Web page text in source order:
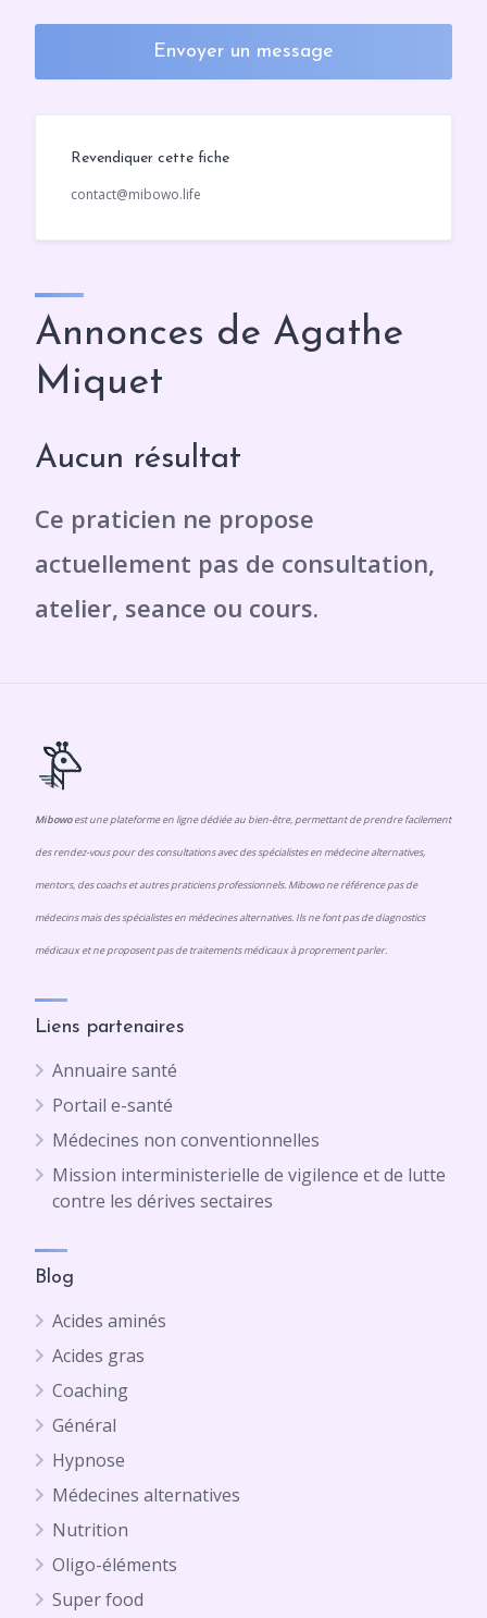
Envoyer un message
Revendiquer cette fiche
contact@mibowo.life
Annonces de Agathe
Miquet
Aucun résultat
Mibowoest une plateforme en ligne dédiée au bien-être, permettant de prendre facilement
des rendez-vous pour des consultations avec des spécialistes en médecine alternatives,
mentors, des coachs et autres praticiens professionnels. Mibowo ne référence pas de
médecins mais des spécialistes en médecines alternatives. Ils ne font pas de diagnostics
médicaux et ne proposent pas de traitements médicaux à proprement parler.
Liens partenaires
Annuaire santé
Portail e-santé
Médecines non conventionnelles
Mission interministerielle de vigilence et de lutte
contre les dérives sectaires
Blog
Acides aminés
Acides gras
Coaching
Général
Hypnose
Médecines alternatives
Nutrition
Oligo-éléments
Super food